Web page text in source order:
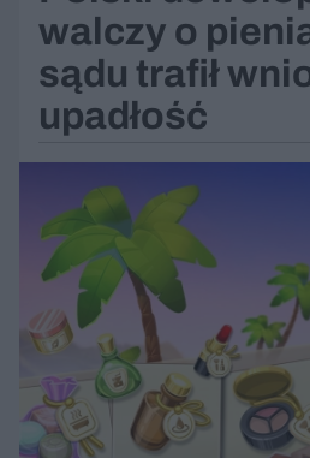
walczy o
sądu trafił
upadłość